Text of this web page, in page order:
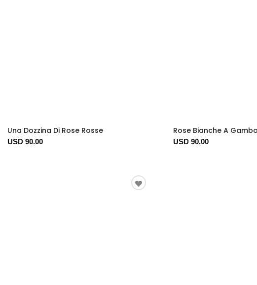
Una Dozzina Di Rose Rosse
USD 90.00
Rose Bianche A
USD 90.00